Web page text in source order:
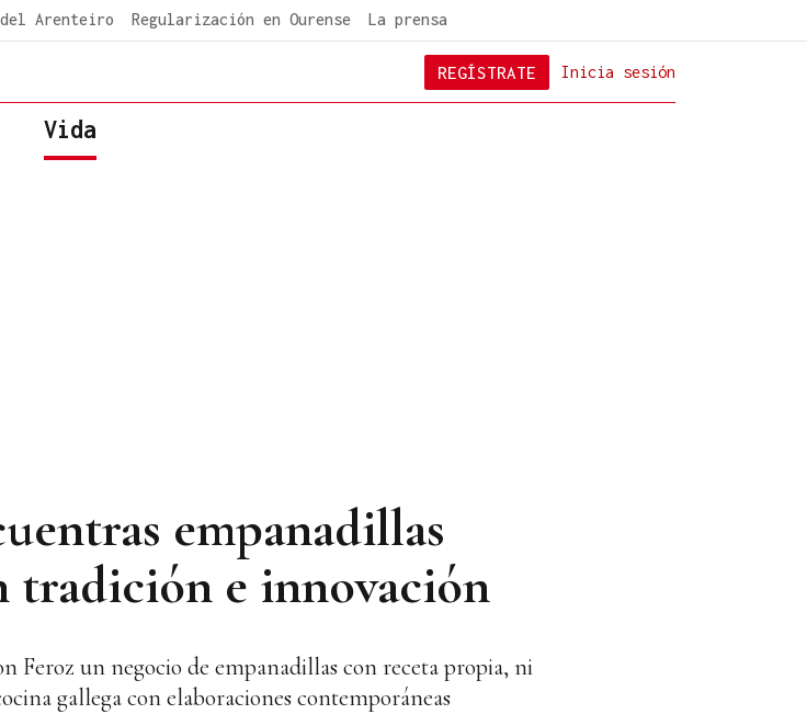
Arenteiro Regularización en Ourense La prensa
Inicia sesión
REGÍSTRATE
Vida
empanadillas
tradición e innovación
Feroz un negocio de empanadillas con receta propia, ni
gallega con elaboraciones contemporáneas